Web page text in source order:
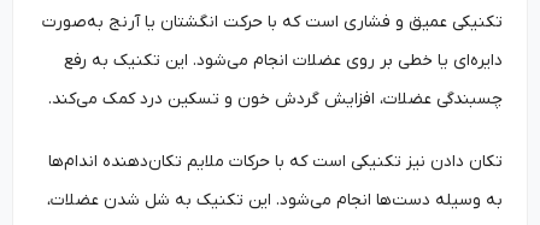
تکنیکی عمیق و فشاری است که با حرکت انگشتان یا آرنج به‌صورت
دایره‌ای یا خطی بر روی عضلات انجام می‌شود. این تکنیک به رفع
چسبندگی عضلات، افزایش گردش خون و تسکین درد کمک می‌کند.
تکان دادن نیز تکنیکی است که با حرکات ملایم تکان‌دهنده اندام‌ها
به وسیله دست‌ها انجام می‌شود. این تکنیک به شل شدن عضلات،